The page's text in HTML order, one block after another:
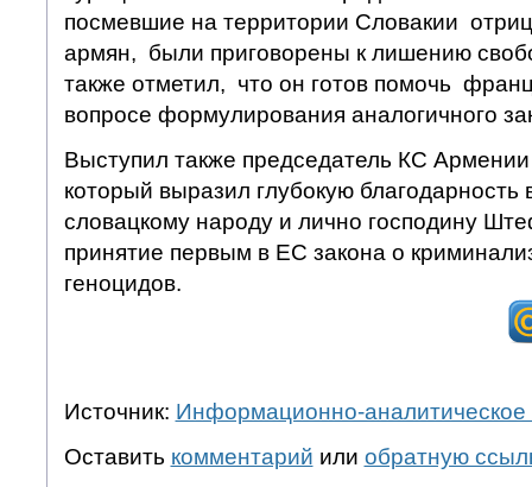
посмевшие на территории Словакии
армян, были приговорены к лишению
также отметил, что он готов помочь
вопросе формулирования аналогичного
Выступил также председатель КС Армении
который выразил глубокую благодарность
словацкому народу и лично господину
принятие первым в ЕС закона о
геноцидов.
Источник: Информационно-аналитическое
Оставить комментарий или обратную